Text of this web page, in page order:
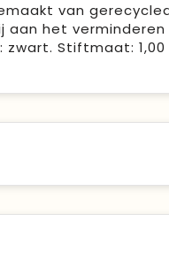
van
het
Stiftmaat: